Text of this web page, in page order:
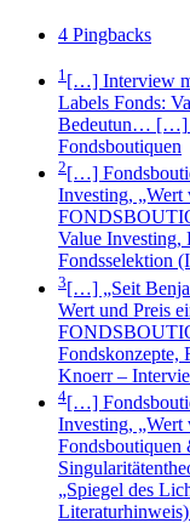
4 Pingbacks
1 […] Interview
Labels Fonds:
Bedeutun… […]
Fondsboutiquen
2[…]
Investing,
Value Investing,
Fondsselektion
3[…] „Seit
Wert und Preis
Fondskonzepte,
Knoerr –
4[…]
Investing,
„Spiegel des